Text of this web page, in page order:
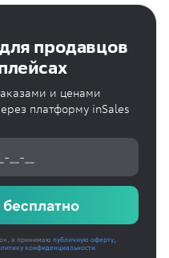
продавцов
и ценами
платформу inSales
я принимаю публичную оферту
конфиденциальности